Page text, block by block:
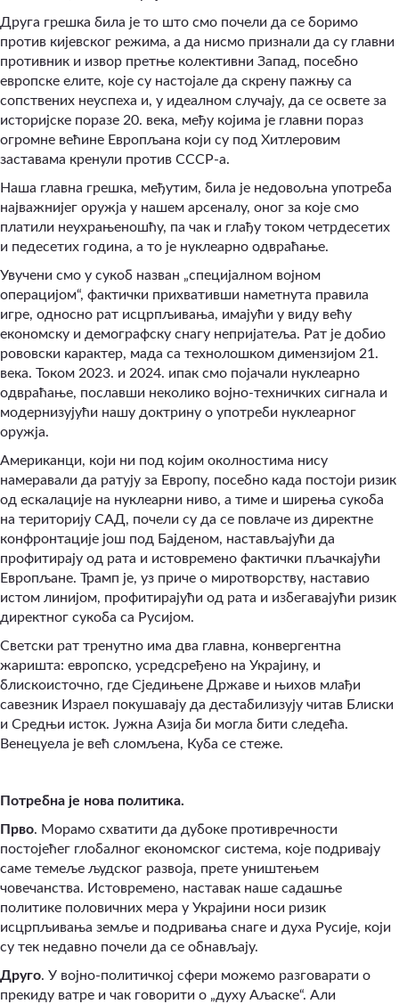
Друга грешка била је то што смо почели да се боримо
против кијевског режима, а да нисмо признали да су главни
противник и извор претње колективни Запад, посебно
европске елите, које су настојале да скрену пажњу са
сопствених неуспеха и, у идеалном случају, да се освете за
историјске поразе 20. века, међу којима је главни пораз
огромне већине Европљана који су под Хитлеровим
заставама кренули против СССР-а.
Наша главна грешка, међутим, била је недовољна употреба
најважнијег оружја у нашем арсеналу, оног за које смо
платили неухрањеношћу, па чак и глађу током четрдесетих
и педесетих година, а то је нуклеарно одвраћање.
Увучени смо у сукоб назван „специјалном војном
операцијом“, фактички прихвативши наметнута правила
игре, односно рат исцрпљивања, имајући у виду већу
економску и демографску снагу непријатеља. Рат је добио
рововски карактер, мада са технолошком димензијом 21.
века. Током 2023. и 2024. ипак смо појачали нуклеарно
одвраћање, пославши неколико војно-техничких сигнала и
модернизујући нашу доктрину о употреби нуклеарног
оружја.
Американци, који ни под којим околностима нису
намеравали да ратују за Европу, посебно када постоји ризик
од ескалације на нуклеарни ниво, а тиме и ширења сукоба
на територију САД, почели су да се повлаче из директне
конфронтације још под Бајденом, настављајући да
профитирају од рата и истовремено фактички пљачкајући
Европљане. Трамп је, уз приче о миротворству, наставио
истом линијом, профитирајући од рата и избегавајући ризик
директног сукоба са Русијом.
Светски рат тренутно има два главна, конвергентна
жаришта: европско, усредсређено на Украјину, и
блискоисточно, где Сједињене Државе и њихов млађи
савезник Израел покушавају да дестабилизују читав Блиски
и Средњи исток. Јужна Азија би могла бити следећа.
Венецуела је већ сломљена, Куба се стеже.
Потребна је нова политика.
Прво. Морамо схватити да дубоке противречности
постојећег глобалног економског система, које подривају
саме темеље људског развоја, прете уништењем
човечанства. Истовремено, наставак наше садашње
политике половичних мера у Украјини носи ризик
исцрпљивања земље и подривања снаге и духа Русије, који
су тек недавно почели да се обнављају.
Друго. У војно-политичкој сфери можемо разговарати о
прекиду ватре и чак говорити о „духу Аљаске“. Али